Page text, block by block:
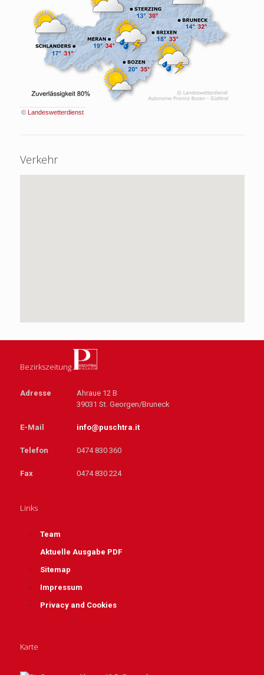
© Landeswetterdienst
Verkehr
Bezirkszeitung
Adresse
Ahraue 12 B
39031 St. Georgen/Bruneck
E-Mail info@puschtra.it
Telefon 0474 830 360
Fax 0474 830 224
Links
Team
Aktuelle Ausgabe PDF
Sitemap
Impressum
Privacy and Cookies
Karte